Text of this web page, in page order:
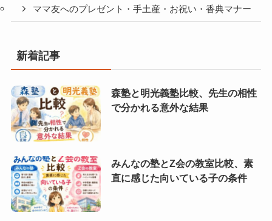
ママ友へのプレゼント・手土産・お祝い・香典マナー
新着記事
森塾と明光義塾比較、先生の相性
で分かれる意外な結果
みんなの塾とZ会の教室比較、素
直に感じた向いている子の条件